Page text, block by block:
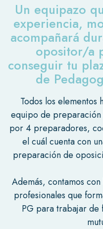
Un equipazo
experiencia,
acompañará
opositor/a
conseguir tu
de
Todos los
equipo de
por 4 preparadores,
el cuál cuenta con
preparación de
Además, contamos
profesionales que
PG para trabajar de